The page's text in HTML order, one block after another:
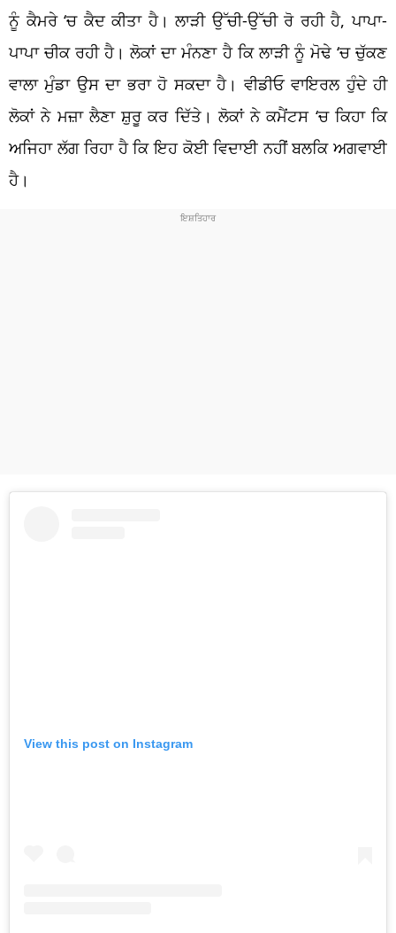
ਨੂੰ ਕੈਮਰੇ ‘ਚ ਕੈਦ ਕੀਤਾ ਹੈ। ਲਾੜੀ ਉੱਚੀ-ਉੱਚੀ ਰੋ ਰਹੀ ਹੈ, ਪਾਪਾ-
ਪਾਪਾ ਚੀਕ ਰਹੀ ਹੈ। ਲੋਕਾਂ ਦਾ ਮੰਨਣਾ ਹੈ ਕਿ ਲਾੜੀ ਨੂੰ ਮੋਢੇ ‘ਚ ਚੁੱਕਣ
ਵਾਲਾ ਮੁੰਡਾ ਉਸ ਦਾ ਭਰਾ ਹੋ ਸਕਦਾ ਹੈ। ਵੀਡੀਓ ਵਾਇਰਲ ਹੁੰਦੇ ਹੀ
ਲੋਕਾਂ ਨੇ ਮਜ਼ਾ ਲੈਣਾ ਸ਼ੁਰੂ ਕਰ ਦਿੱਤੇ। ਲੋਕਾਂ ਨੇ ਕਮੈਂਟਸ ‘ਚ ਕਿਹਾ ਕਿ
ਅਜਿਹਾ ਲੱਗ ਰਿਹਾ ਹੈ ਕਿ ਇਹ ਕੋਈ ਵਿਦਾਈ ਨਹੀਂ ਬਲਕਿ ਅਗਵਾਈ
ਹੈ।
View this post on Instagram